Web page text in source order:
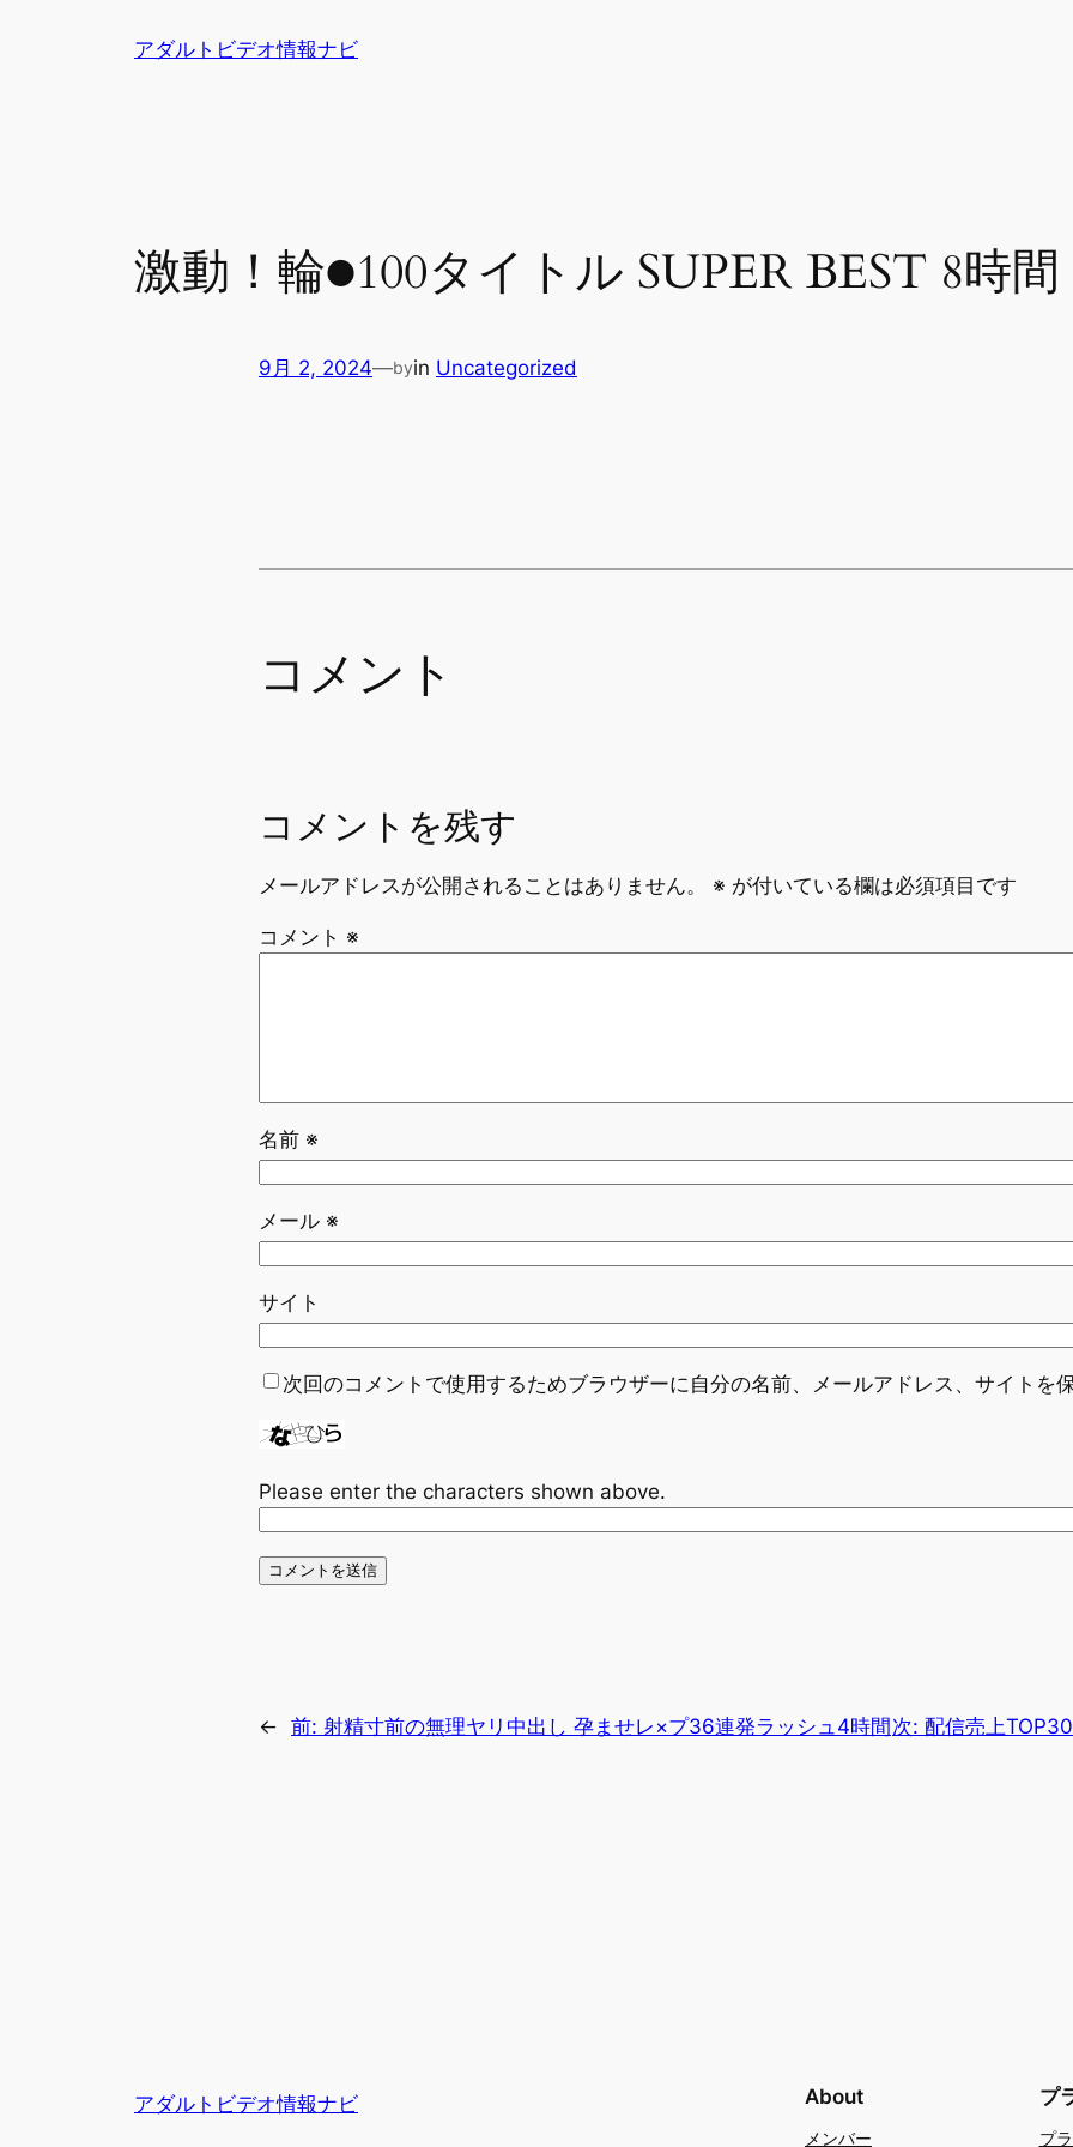
アダルトビデオ情報ナビ
激動！輪●100タイトル SUPER BEST 8時間
9月 2, 2024—byin Uncategorized
コメント
コメントを残す
メールアドレスが公開されることはありません。 ※ が付いている欄は必須項目です
コメント ※
名前 ※
メール ※
サイト
次回のコメントで使用するためブラウザーに自分の名前、メールアドレス、サイトを保
Please enter the characters shown above.
← 前: 射精寸前の無理ヤリ中出し 孕ませレ×プ36連発ラッシュ4時間次: 配信売上
アダルトビデオ情報ナビ About
メンバー
プ
プ